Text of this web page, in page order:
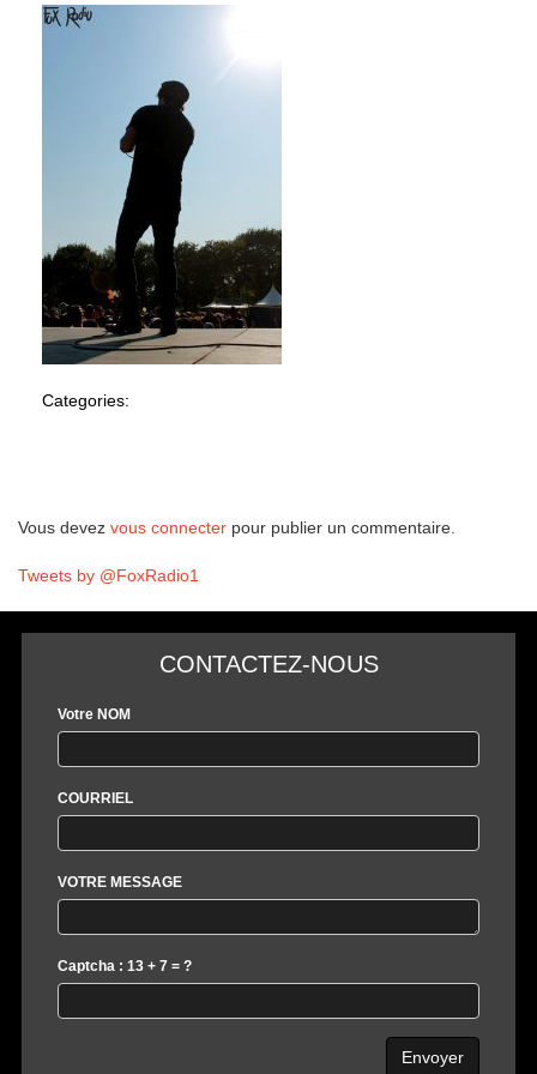
Categories:
Vous devez vous connecter pour publier un commentaire.
Tweets by @FoxRadio1
CONTACTEZ-NOUS
Votre NOM
COURRIEL
VOTRE MESSAGE
Captcha : 13 + 7 = ?
Envoyer